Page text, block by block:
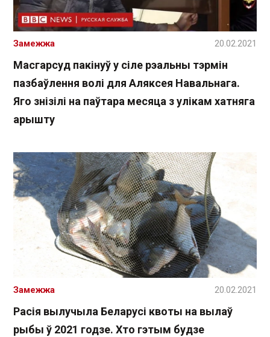
Масгарсуд пакінуў у сіле рэальны тэрмін
пазбаўлення волі для Аляксея Навальнага.
Яго знізілі на паўтара месяца з улікам хатняга
арышту
Замежжа 20.02.2021
Расія вылучыла Беларусі квоты на вылаў
рыбы ў 2021 годзе. Хто гэтым будзе
Замежжа 20.02.2021